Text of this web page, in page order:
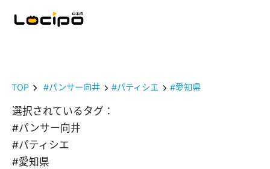
TOP #パンサー向井 #パティシエ #愛知県
選択されているタグ：
#パンサー向井
#パティシエ
#愛知県